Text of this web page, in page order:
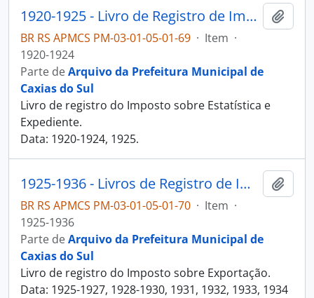
1920-1925 - Livro de Registro de Imposto sobre Estatística e Expediente
BR RS APMCS PM-03-01-05-01-69 · Item ·
1920-1924
Parte deArquivo da Prefeitura Municipal de
Caxias do Sul
Livro de registro do Imposto sobre Estatística e
Expediente.
Data: 1920-1924, 1925.
1925-1936 - Livros de Registro de Imposto sobre Exportação
BR RS APMCS PM-03-01-05-01-70 · Item ·
1925-1936
Parte deArquivo da Prefeitura Municipal de
Caxias do Sul
Livro de registro do Imposto sobre Exportação.
Data: 1925-1927, 1928-1930, 1931, 1932, 1933, 1934